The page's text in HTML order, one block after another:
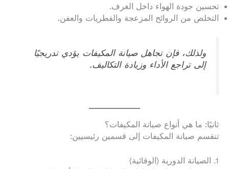
تحسين جودة الهواء داخل الغرف.
التخلص من الروائح المزعجة والفطريات والعفن.
ولذلك، فإن تجاهل صيانة المكيفات يؤدي تدريجيًا
إلى تراجع الأداء وزيادة التكاليف.
ثانيًا: ما هي أنواع صيانة المكيفات؟
تنقسم صيانة المكيفات إلى قسمين رئيسيين:
1. الصيانة الدورية (الوقائية)